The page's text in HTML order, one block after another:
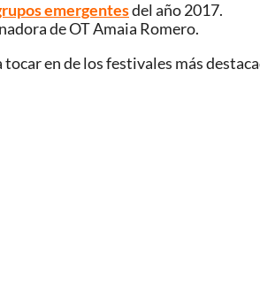
emergentesdel año 2017.
de OT Amaia Romero.
en de los festivales más